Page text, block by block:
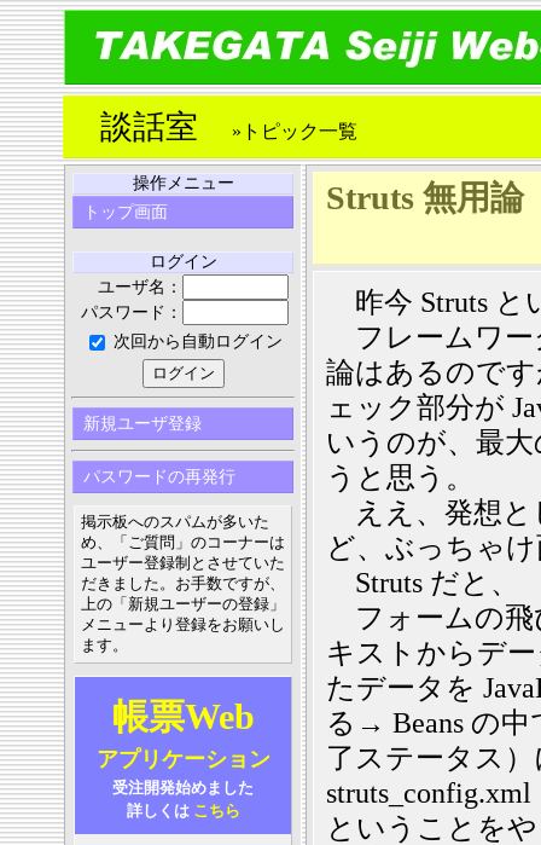
談話室 »トピック一覧
操作メニュー
トップ画面
ログイン
ユーザ名：
パスワード：
次回から自動ログイン
新規ユーザ登録
パスワードの再発行
掲示板へのスパムが多いた
め、「ご質問」のコーナーは
ユーザー登録制とさせていた
だきました。お手数ですが、
上の「新規ユーザーの登録」
メニューより登録をお願いし
ます。
帳票Web
アプリケーション
受注開発始めました
詳しくは こちら
Struts 無用論
昨今 Struts と
フレームワー
論はあるので
ェック部分が
いうのが、最
うと思う。
ええ、発想と
ど、ぶっちゃ
Struts だと、
フォームの飛
キストからデ
たデータを
る→ Beans の
了ステータス
ということを